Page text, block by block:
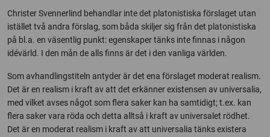
Christer Svennerlind behandlar inte det platonistiska förslaget utan
istället två andra förslag, som båda skiljer sig från det platonistiska
på bl.a. en väsentlig punkt: egenskaper tänks inte finnas i någon
idévärld. I den mån de alls finns är det i den vanliga världen.
Som avhandlingstiteln antyder är det ena förslaget moderat realism.
Det är en realism i kraft av att det erkänner existensen av universalia,
med vilket avses något som flera saker kan ha samtidigt; t.ex. kan
flera saker vara röda och detta alltså i kraft av universalet rödhet.
Det är en moderat realism i kraft av att universalia tänks existera